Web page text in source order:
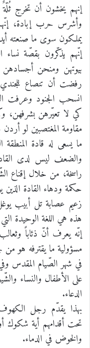
إنهم يخشون أن تخرج
وأشرس حرب إبادة،
يملكون سوى ما صنعته
إنّهم يذكّرون بقصّة نساء
بيوتهن ومنحن
رفضت أن تنصاع للجندي
انسحب الجنود وعرفت
كي لا تعيّرهن بشرفهن،
مقاومة المغتصبين لو
ما يسعى له قادة
والضعف ليس لدى
راسخة، من خلال إقناع
حكمة ودهاء القادة
زعيم عصابة تل أبيب
هذه هي اللغة الوحيدة
إنّه يعرف أنّ ذئاباً
مسؤولية ما يقترفه هو من
في شهر الصّيام المقدس وفي
على الأطفال والنساء
الدعاء.
بهذا يقدّم رجل
تحت أقدامهم أية شكوك
والخوض في الدماء.